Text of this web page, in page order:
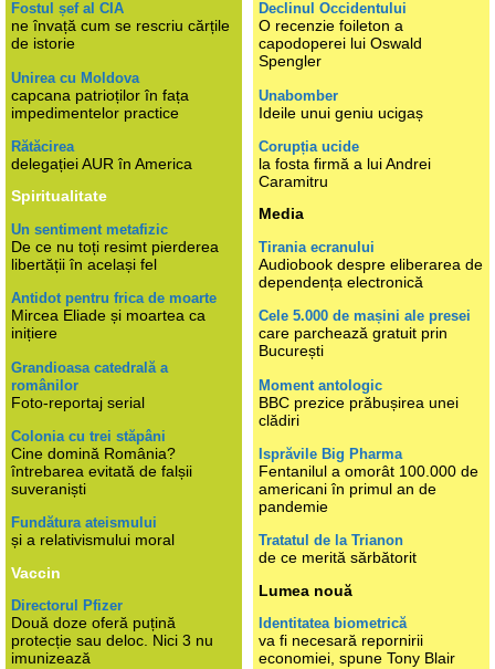
Fostul șef al CIA
ne învață cum se rescriu cărțile
de istorie
Unirea cu Moldova
capcana patrioților în fața
impedimentelor practice
Rătăcirea
delegației AUR în America
Spiritualitate
Un sentiment metafizic
De ce nu toți resimt pierderea
libertății în același fel
Antidot pentru frica de moarte
Mircea Eliade și moartea ca
inițiere
Grandioasa catedrală a
românilor
Foto-reportaj serial
Colonia cu trei stăpâni
Cine domină România?
întrebarea evitată de falșii
suveraniști
Fundătura ateismului
și a relativismului moral
Vaccin
Directorul Pfizer
Două doze oferă puțină
protecție sau deloc. Nici 3 nu
imunizează
Declinul Occidentului
O recenzie foileton a
capodoperei lui Oswald
Spengler
Unabomber
Ideile unui geniu ucigaș
Corupția ucide
la fosta firmă a lui Andrei
Caramitru
Media
Tirania ecranului
Audiobook despre eliberarea de
dependența electronică
Cele 5.000 de mașini ale presei
care parchează gratuit prin
București
Moment antologic
BBC prezice prăbușirea unei
clădiri
Isprăvile Big Pharma
Fentanilul a omorât 100.000 de
americani în primul an de
pandemie
Tratatul de la Trianon
de ce merită sărbătorit
Lumea nouă
Identitatea biometrică
va fi necesară repornirii
economiei, spune Tony Blair